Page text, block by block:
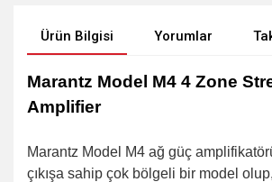
Ürün Bilgisi Yorumlar
Marantz Model M4 4 Zone
Amplifier
Marantz Model M4 ağ güç
çıkışa sahip çok bölgeli bir model